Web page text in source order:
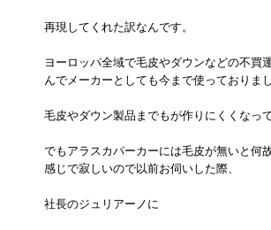
再現してくれた訳なんです。
ヨーロッパ全域で毛皮やダウンなどの不買
んでメーカーとしても今まで使っておりま
毛皮やダウン製品までもが作りにくくなっ
でもアラスカパーカーには毛皮が無いと何
感じで寂しいので以前お伺いした際、
社長のジュリアーノに